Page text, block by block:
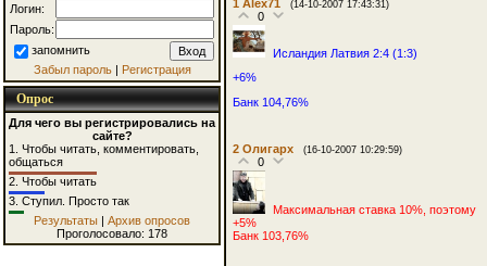
Логин:
Пароль:
запомнить
Забыл пароль| Регистрация
Опрос
Для чего вы регистрировались на
сайте?
1. Чтобы читать, комментировать,
общаться
2. Чтобы читать
3. Ступил. Просто так
Результаты | Архив опросов
Проголосовало: 178
1 Alex71 (14-10-2007 17:43:31)
0
Исландия Латвия 2:4 (1:3)
+6%
Банк 104,76%
2 Олигарх (16-10-2007 10:29:59)
0
Максимальная ставка 10%, поэтому
+5%
Банк 103,76%